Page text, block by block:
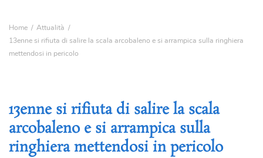
Home
Attualità
13enne si rifiuta di salire la scala arcobaleno e si arrampica sulla ringhiera
mettendosi in pericolo
13enne si rifiuta di salire la scala
arcobaleno e si arrampica sulla
ringhiera mettendosi in pericolo